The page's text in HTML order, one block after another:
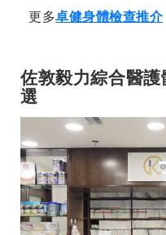
更多卓健身體檢查推介
佐敦毅力綜合醫
選